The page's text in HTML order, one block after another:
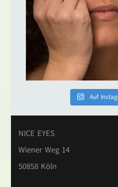
Auf
NICE EYES
Wiener Weg 14
50858 Köln